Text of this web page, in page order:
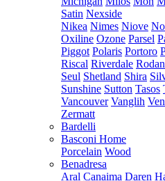
Satin Nexside
Nikea Nimes Niove
Oxiline Ozone Parsel
Piggot Polaris Portoro
Riscal Riverdale
Seul Shetland Shira
Sunshine Sutton Tasos
Vancouver Vanglih
Zermatt
Bardelli
Basconi Home
Porcelain Wood
Benadresa
Aral Canaima Daren